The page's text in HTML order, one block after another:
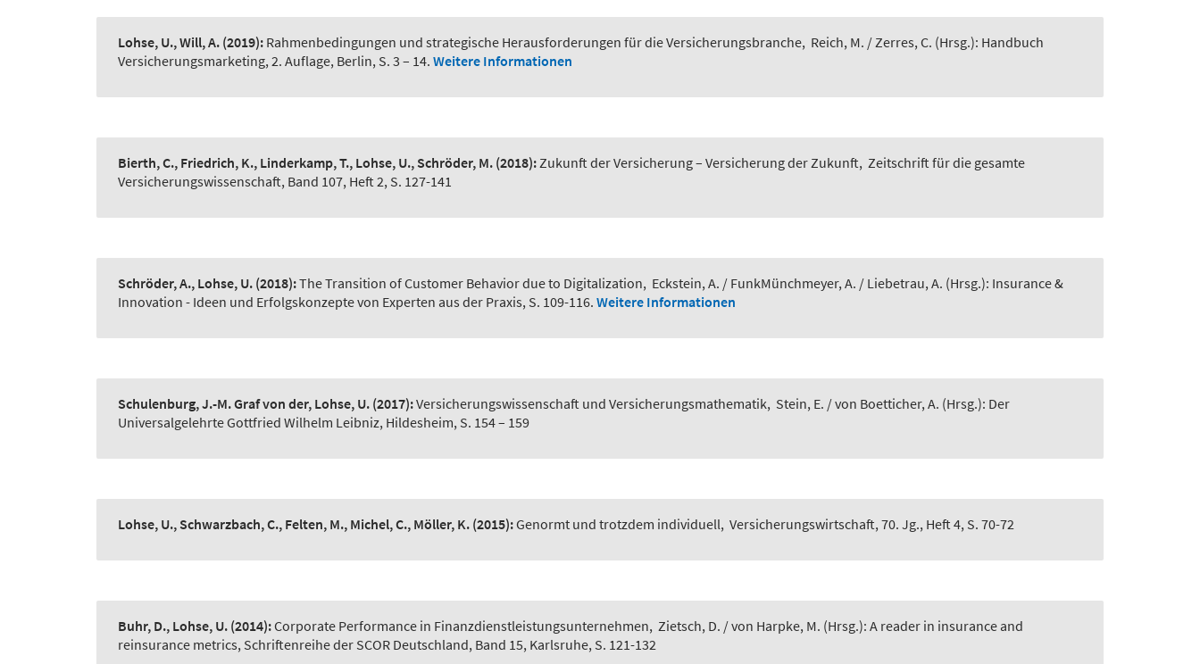
Lohse, U., Will, A. (2019): Rahmenbedingungen und strategische Herausforderungen für die Versicherungsbranche, Reich, M. / Zerres, C. (Hrsg.): Handbuch
Versicherungsmarketing, 2. Auflage, Berlin, S. 3 – 14. Weitere Informationen
Bierth, C., Friedrich, K., Linderkamp, T., Lohse, U., Schröder, M. (2018):Zukunft der Versicherung – Versicherung der Zukunft, Zeitschrift für die gesamte
Versicherungswissenschaft, Band 107, Heft 2, S. 127-141
Schröder, A., Lohse, U. (2018):The Transition of Customer Behavior due to Digitalization, Eckstein, A. / FunkMünchmeyer, A. / Liebetrau, A. (Hrsg.): Insurance &
Innovation - Ideen und Erfolgskonzepte von Experten aus der Praxis, S. 109-116. Weitere Informationen
Schulenburg, J.-M. Graf von der, Lohse, U. (2017):Versicherungswissenschaft und Versicherungsmathematik, Stein, E. / von Boetticher, A. (Hrsg.): Der
Universalgelehrte Gottfried Wilhelm Leibniz, Hildesheim, S. 154 – 159
Lohse, U., Schwarzbach, C., Felten, M., Michel, C., Möller, K. (2015):Genormt und trotzdem individuell, Versicherungswirtschaft, 70. Jg., Heft 4, S. 70-72
Buhr, D., Lohse, U. (2014):Corporate Performance in Finanzdienstleistungsunternehmen, Zietsch, D. / von Harpke, M. (Hrsg.): A reader in insurance and
reinsurance metrics, Schriftenreihe der SCOR Deutschland, Band 15, Karlsruhe, S. 121-132